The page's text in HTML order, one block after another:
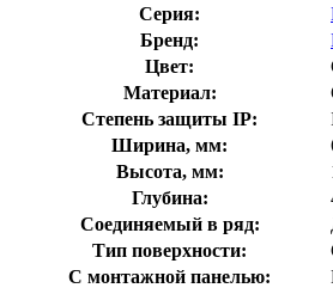
Серия:
Бренд:
Цвет:
Материал:
Степень защиты IP:
Ширина, мм:
Высота, мм:
Глубина:
Соединяемый в ряд:
Тип поверхности:
С монтажной панелью: